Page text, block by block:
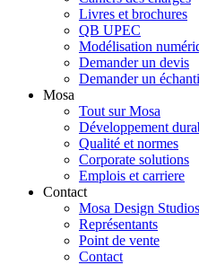
Livres et brochures
QB UPEC
Modélisation
Demander un devis
Demander un
Mosa
Tout sur Mosa
Développement
Qualité et normes
Corporate solutions
Emplois et carriere
Contact
Mosa Design Studios
Représentants
Point de vente
Contact